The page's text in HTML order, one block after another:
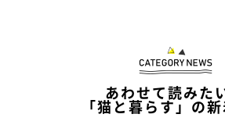
あわせて読みた
「猫と暮らす」の